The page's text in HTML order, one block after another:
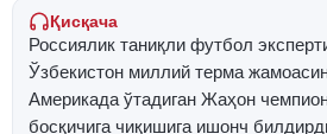
Қисқача
Россиялик таниқли футбол
Ўзбекистон миллий терма
Америкада ўтадиган Жаҳон
босқичига чиқишига ишонч